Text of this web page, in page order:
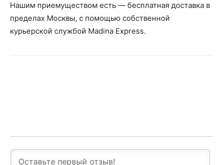
Нашим приемуществом есть — бесплатная доставка в
пределах Москвы, с помощью собственной
курьерской службой Madina Express.